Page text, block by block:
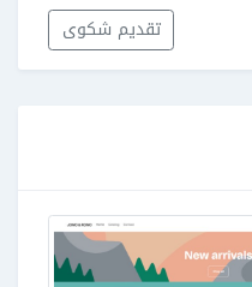
تقديم شكوى